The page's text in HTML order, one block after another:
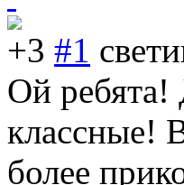
+3 #1
Ой ребята!
классные!
более